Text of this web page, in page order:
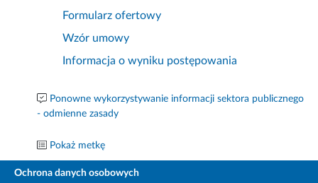
Formularz ofertowy
Wzór umowy
Informacja o wyniku postępowania
Ponowne wykorzystywanie informacji sektora publicznego
- odmienne zasady
Pokaż metkę
Ochrona danych osobowych